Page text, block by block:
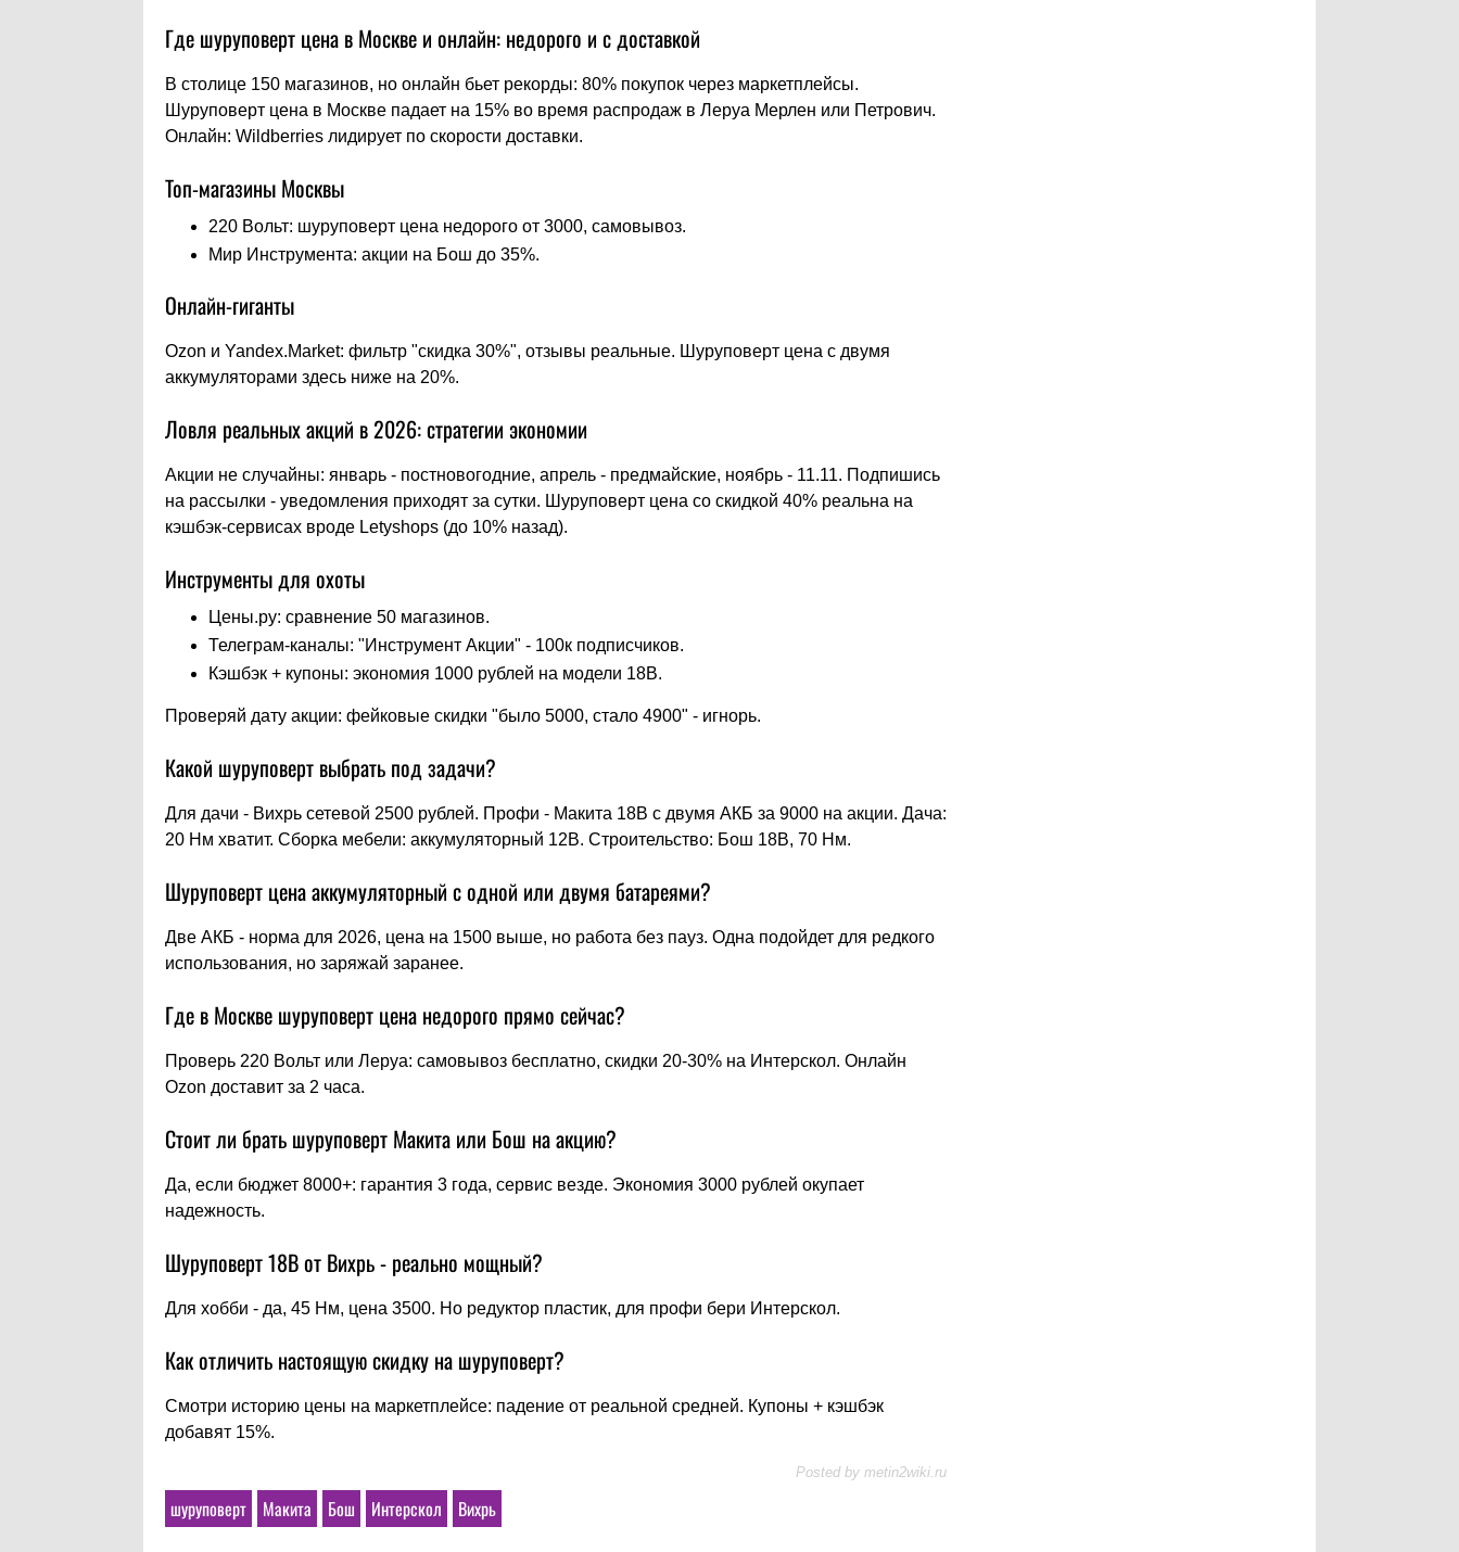
Где шуруповерт цена в Москве и онлайн: недорого и с доставкой
В столице 150 магазинов, но онлайн бьет рекорды: 80% покупок через маркетплейсы.
Шуруповерт цена в Москве падает на 15% во время распродаж в Леруа Мерлен или Петрович.
Онлайн: Wildberries лидирует по скорости доставки.
Топ-магазины Москвы
220 Вольт: шуруповерт цена недорого от 3000, самовывоз.
Мир Инструмента: акции на Бош до 35%.
Онлайн-гиганты
Ozon и Yandex.Market: фильтр "скидка 30%", отзывы реальные. Шуруповерт цена с двумя
аккумуляторами здесь ниже на 20%.
Ловля реальных акций в 2026: стратегии экономии
Акции не случайны: январь - постновогодние, апрель - предмайские, ноябрь - 11.11. Подпишись
на рассылки - уведомления приходят за сутки. Шуруповерт цена со скидкой 40% реальна на
кэшбэк-сервисах вроде Letyshops (до 10% назад).
Инструменты для охоты
Цены.ру: сравнение 50 магазинов.
Телеграм-каналы: "Инструмент Акции" - 100к подписчиков.
Кэшбэк + купоны: экономия 1000 рублей на модели 18В.
Проверяй дату акции: фейковые скидки "было 5000, стало 4900" - игнорь.
Какой шуруповерт выбрать под задачи?
Для дачи - Вихрь сетевой 2500 рублей. Профи - Макита 18В с двумя АКБ за 9000 на акции. Дача:
20 Нм хватит. Сборка мебели: аккумуляторный 12В. Строительство: Бош 18В, 70 Нм.
Шуруповерт цена аккумуляторный с одной или двумя батареями?
Две АКБ - норма для 2026, цена на 1500 выше, но работа без пауз. Одна подойдет для редкого
использования, но заряжай заранее.
Где в Москве шуруповерт цена недорого прямо сейчас?
Проверь 220 Вольт или Леруа: самовывоз бесплатно, скидки 20-30% на Интерскол. Онлайн
Ozon доставит за 2 часа.
Стоит ли брать шуруповерт Макита или Бош на акцию?
Да, если бюджет 8000+: гарантия 3 года, сервис везде. Экономия 3000 рублей окупает
надежность.
Шуруповерт 18В от Вихрь - реально мощный?
Для хобби - да, 45 Нм, цена 3500. Но редуктор пластик, для профи бери Интерскол.
Как отличить настоящую скидку на шуруповерт?
Смотри историю цены на маркетплейсе: падение от реальной средней. Купоны + кэшбэк
добавят 15%.
Posted by metin2wiki.ru
шуруповерт Макита Бош Интерскол Вихрь